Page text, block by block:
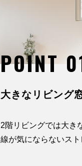
POINT
大きなリビング
2階リビングでは大き
線が気にならないス